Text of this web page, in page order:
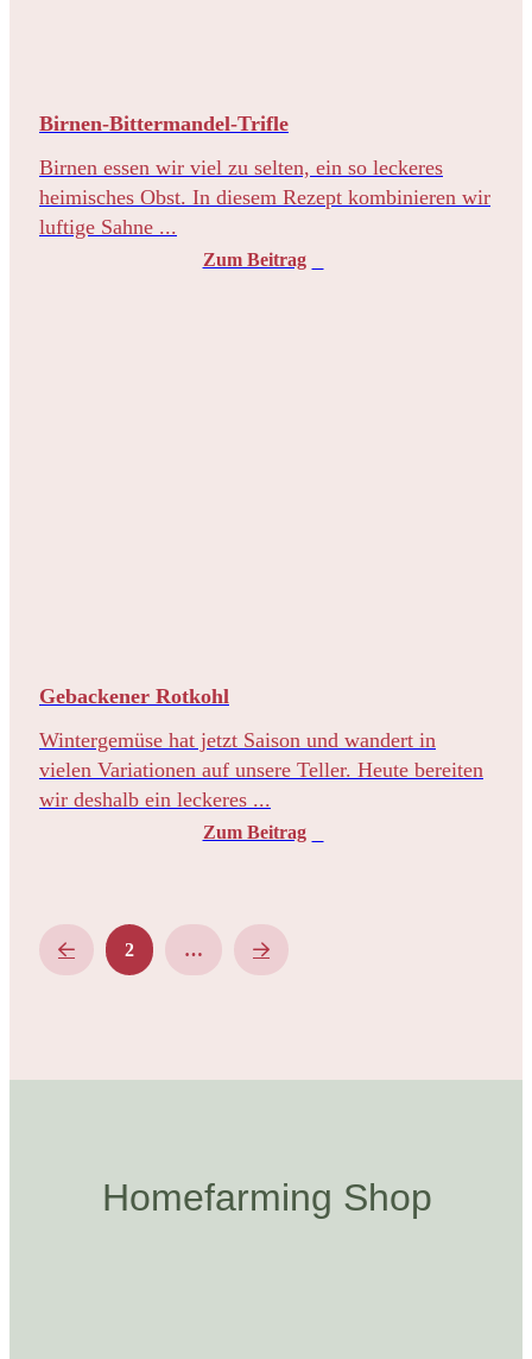
Birnen-Bittermandel-Trifle
Birnen essen wir viel zu selten, ein so leckeres
heimisches Obst. In diesem Rezept kombinieren wir
luftige Sahne ...
Zum Beitrag
Gebackener Rotkohl
Wintergemüse hat jetzt Saison und wandert in
vielen Variationen auf unsere Teller. Heute bereiten
wir deshalb ein leckeres ...
Zum Beitrag
Prev 2 … Next
Homefarming Shop